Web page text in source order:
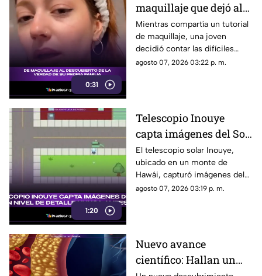
0:31
maquillaje que dejó al
descubierto las duras
palabras de su propia
familia
Mientras compartía un tutorial
de maquillaje, una joven
decidió contar las difíciles
experiencias que vivió con su
agosto 07, 2026 03:22 p. m.
1:20
Telescopio Inouye
capta imágenes del Sol
con un nivel de detalle
nunca antes visto
El telescopio solar Inouye,
ubicado en un monte de
Hawái, capturó imágenes del
Sol
agosto 07, 2026 03:19 p. m.
Nuevo avance
científico: Hallan un